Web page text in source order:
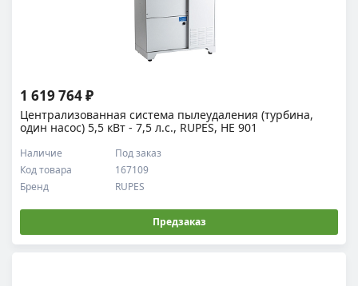
Централизованная система пылеудаления (турбина,
один насос) 5,5 кВт - 7,5 л.с., RUPES, HE 901
Код товара 167109
Наличие Под заказ
Бренд RUPES
1 619 764 ₽
Предзаказ